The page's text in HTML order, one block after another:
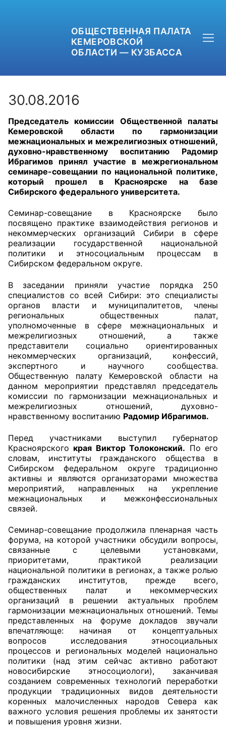
ОБЩЕСТВЕННАЯ ПАЛАТА
КЕМЕРОВСКОЙ
ОБЛАСТИ — КУЗБАССА
+7 (3842) 58-82-40
OPKO42@BK.RU
ОБРАТНАЯ СВЯЗЬ
Главная
Общественные советы
Общественные советы при территориальных
органах федеральных органов
исполнительной власти
Общественные советы по проведению
независимой оценки качества условий
оказания услуг
О Палате
Структура Палаты
Экспертный совет ОП КО
Совет ОП КО
Общественный штаб
Документы ОП КО
Регламент ОП КО
Кодекс этики ОП КО
Положения
Соглашения
Рекомендации
Порядок работы ЦОН
Аппарат ОП КО
УСТАВ ГКУ “АППАРАТ ОП КО”
30.08.2016
Председатель комиссии Общественной палаты
Кемеровской области по гармонизации
межнациональных и межрелигиозных отношений,
духовно-нравственному воспитанию Радомир
Ибрагимов принял участие в межрегиональном
семинаре-совещании по национальной политике,
который прошел в Красноярске на базе
Сибирского федерального университета.
Семинар-совещание в Красноярске было
посвящено практике взаимодействия регионов и
некоммерческих организаций Сибири в сфере
реализации государственной национальной
политики и этносоциальным процессам в
Сибирском федеральном округе.
В заседании приняли участие порядка 250
специалистов со всей Сибири: это специалисты
органов власти и муниципалитетов, члены
региональных общественных палат,
уполномоченные в сфере межнациональных и
межрелигиозных отношений, а также
представители социально ориентированных
некоммерческих организаций, конфессий,
экспертного и научного сообщества.
Общественную палату Кемеровской области на
данном мероприятии представлял председатель
комиссии по гармонизации межнациональных и
межрелигиозных отношений, духовно-
нравственному воспитанию Радомир Ибрагимов.
Перед участниками выступил губернатор
Красноярского края Виктор Толоконский. По его
словам, институты гражданского общества в
Сибирском федеральном округе традиционно
активны и являются организаторами множества
мероприятий, направленных на укрепление
межнациональных и межконфессиональных
связей.
Семинар-совещание продолжила пленарная часть
форума, на которой участники обсудили вопросы,
связанные с целевыми установками,
приоритетами, практикой реализации
национальной политики в регионах, а также ролью
гражданских институтов, прежде всего,
общественных палат и некоммерческих
организаций в решении актуальных проблем
гармонизации межнациональных отношений. Темы
представленных на форуме докладов звучали
впечатляюще: начиная от концептуальных
вопросов исследования этносоциальных
процессов и региональных моделей национально
политики (над этим сейчас активно работают
новосибирские этносоциологи), заканчивая
созданием современных технологий переработки
продукции традиционных видов деятельности
коренных малочисленных народов Севера как
важного условия решения проблемы их занятости
и повышения уровня жизни.